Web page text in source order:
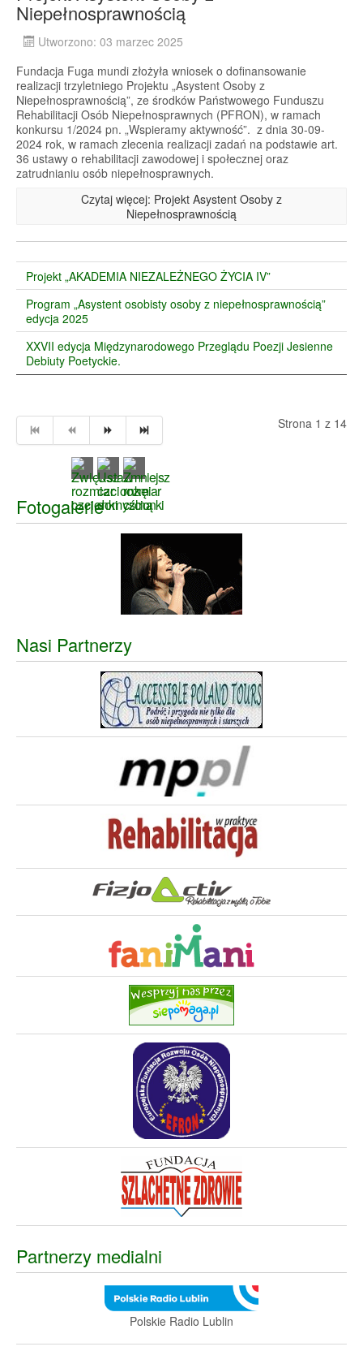
Niepełnosprawnością
Utworzono: 03 marzec 2025
Fundacja Fuga mundi złożyła wniosek o dofinansowanie
realizacji trzyletniego Projektu „Asystent Osoby z
Niepełnosprawnością”, ze środków Państwowego Funduszu
Rehabilitacji Osób Niepełnosprawnych (PFRON), w ramach
konkursu 1/2024 pn. „Wspieramy aktywność”. z dnia 30-09-
2024 rok, w ramach zlecenia realizacji zadań na podstawie art.
36 ustawy o rehabilitacji zawodowej i społecznej oraz
zatrudnianiu osób niepełnosprawnych.
Czytaj więcej: Projekt Asystent Osoby z
Niepełnosprawnością
Projekt „AKADEMIA NIEZALEŻNEGO ŻYCIA IV”
Program „Asystent osobisty osoby z niepełnosprawnością”
edycja 2025
XXVII edycja Międzynarodowego Przeglądu Poezji Jesienne
Debiuty Poetyckie.
Strona 1 z 14
Fotogalerie
Nasi Partnerzy
Partnerzy medialni
Polskie Radio Lublin